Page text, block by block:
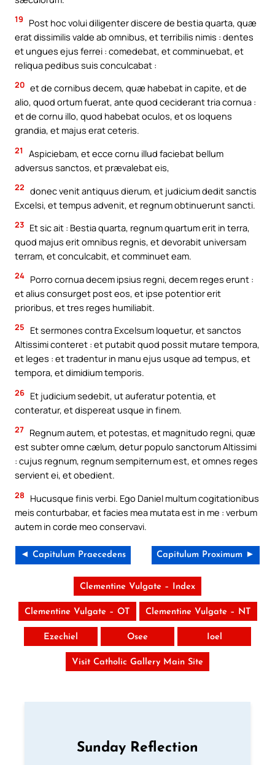
19
Post hoc volui diligenter discere de bestia quarta, quæ
erat dissimilis valde ab omnibus, et terribilis nimis : dentes
et ungues ejus ferrei : comedebat, et comminuebat, et
reliqua pedibus suis conculcabat :
20 et de cornibus decem, quæ habebat in capite, et de
alio, quod ortum fuerat, ante quod ceciderant tria cornua :
et de cornu illo, quod habebat oculos, et os loquens
grandia, et majus erat ceteris.
21
Aspiciebam, et ecce cornu illud faciebat bellum
adversus sanctos, et prævalebat eis,
22 donec venit antiquus dierum, et judicium dedit sanctis
Excelsi, et tempus advenit, et regnum obtinuerunt sancti.
23 Et sic ait : Bestia quarta, regnum quartum erit in terra,
quod majus erit omnibus regnis, et devorabit universam
terram, et conculcabit, et comminuet eam.
24 Porro cornua decem ipsius regni, decem reges erunt :
et alius consurget post eos, et ipse potentior erit
prioribus, et tres reges humiliabit.
25
Et sermones contra Excelsum loquetur, et sanctos
Altissimi conteret : et putabit quod possit mutare tempora,
et leges : et tradentur in manu ejus usque ad tempus, et
tempora, et dimidium temporis.
26 Et judicium sedebit, ut auferatur potentia, et
conteratur, et dispereat usque in finem.
27 Regnum autem, et potestas, et magnitudo regni, quæ
est subter omne cælum, detur populo sanctorum Altissimi
: cujus regnum, regnum sempiternum est, et omnes reges
servient ei, et obedient.
28
Hucusque finis verbi. Ego Daniel multum cogitationibus
meis conturbabar, et facies mea mutata est in me : verbum
autem in corde meo conservavi.
◄ Capitulum Praecedens Capitulum Proximum ►
Clementine Vulgate – Index
Clementine Vulgate – OT Clementine Vulgate – NT
Ezechiel Osee Ioel
Visit Catholic Gallery Main Site
Sunday Reflection